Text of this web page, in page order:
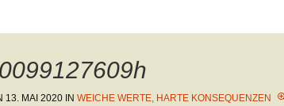
13. MAI 2020 IN WEICHE WERTE, HARTE KONSEQUENZEN